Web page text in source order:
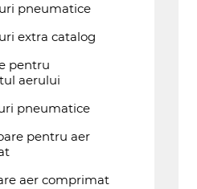
pneumatice
extra catalog
pentru
aerului
pneumatice
pentru aer
aer comprimat